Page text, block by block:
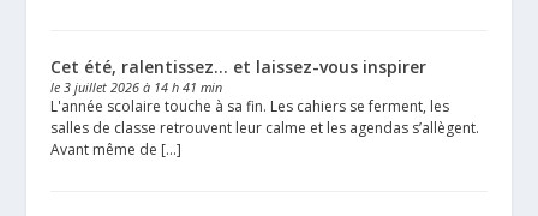
Cet été, ralentissez… et laissez-vous inspirer
le 3 juillet 2026 à 14 h 41 min
L'année scolaire touche à sa fin. Les cahiers se ferment, les
salles de classe retrouvent leur calme et les agendas s’allègent.
Avant même de […]